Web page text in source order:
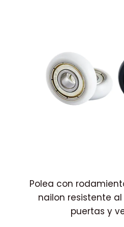
Polea con
nailon resistente
puertas y